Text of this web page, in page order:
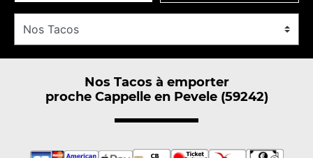
Nos Tacos à emporter
proche Cappelle en Pevele (59242)